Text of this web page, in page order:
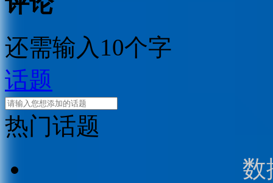
还需输入10个字
话题
热门话题
数